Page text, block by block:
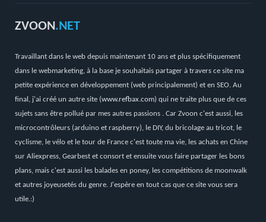
ZVOON.NET
Travaillant dans le web depuis maintenant 10 ans et plus spécifiquement
dans le webmarketing, à la base je souhaitais partager à travers ce site ma
petite expérience en développement (web principalement) et en SEO. Au
final, j'ai créé un autre site (www.refbax.com) qui ne traite plus que de ces
sujets sans être pollué par mes autres passions . Car Zvoon c'est aussi, les
microcontrôleurs (arduino et raspberry), le DIY, du bricolage au tricot, le
cyclisme, le vélo et le tour de France c'est toute ma vie, les achats en Chine
sur Aliexpress, Gearbest et consort et ensuite vous faire partager les bons
plans, mais c'est aussi les balades en poney, les compétitions de moonwalk
et autres joyeusetés du genre. J'espère en tout cas que ce site vous sera
utile.:)